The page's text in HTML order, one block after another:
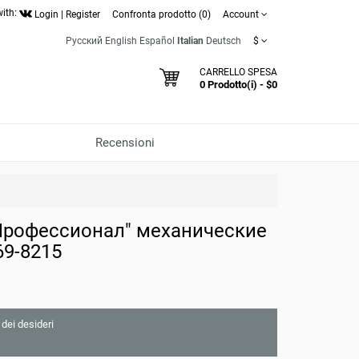
Login Register Confronta prodotto (0) Account
Русский English Español Italian Deutsch $
CARRELLO SPESA
0 Prodotto(i) - $0
Recensioni
механические
8215
desideri